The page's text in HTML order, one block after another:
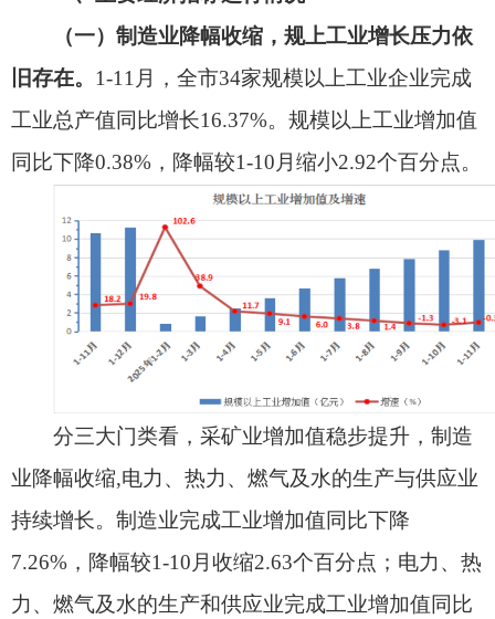
业降幅收缩,电力、热力、燃气及水的 生产与供应
业
持续增长。制造业完成工业增加值同比下降
7.26%，降幅较1-10月收缩2.63个百分点；电力、热
力、燃气及水的
生产和供应
业完成工业增加值同比
增长31.17%，增速较1-10月提高2.05个百分点。
分行业看，10个工业行业大类中7个行业增加
值呈增长态势。其中，食品制造业完成工业增加值
同比增长6.46%；纺织业完成工业增加值同比增长
纸和纸制品业完成工业增加值同比增长54.52%；化
学原料和化学制品制造业完成工业增加值同比增长
14.44%；电力、热力生产和供应业完成工业增加值
同比增长41.2%；燃气生产与供应业完成增加值同